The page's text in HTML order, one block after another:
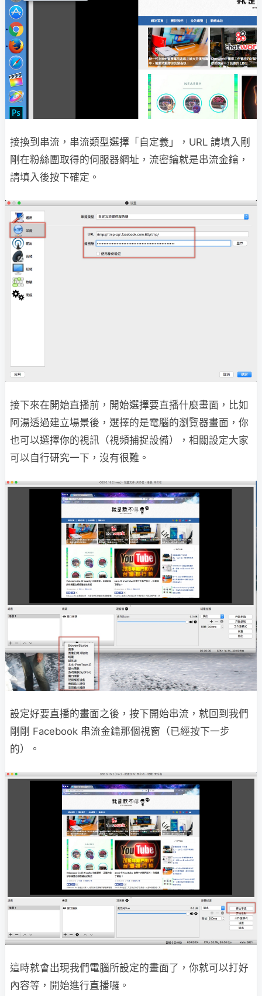
接換到串流，串流類型選擇「自定義」，URL 請填入剛
剛在粉絲團取得的伺服器網址，流密鑰就是串流金鑰，
請填入後按下確定。
接下來在開始直播前，開始選擇要直播什麼畫面，比如
阿湯透過建立場景後，選擇的是電腦的瀏覽器畫面，你
也可以選擇你的視訊（視頻捕捉設備），相關設定大家
可以自行研究一下，沒有很難。
設定好要直播的畫面之後，按下開始串流，就回到我們
剛剛 Facebook 串流金鑰那個視窗（已經按下一步
的）。
這時就會出現我們電腦所設定的畫面了，你就可以打好
內容等，開始進行直播囉。